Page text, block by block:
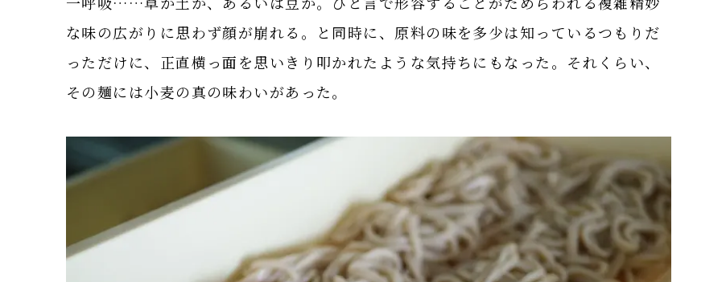
な味の広がりに思わず顔が崩れる。と同時に、原料の味を多少は知っているつもりだ
っただけに、正直横っ面を思いきり叩かれたような気持ちにもなった。それくらい、
その麺には小麦の真の味わいがあった。